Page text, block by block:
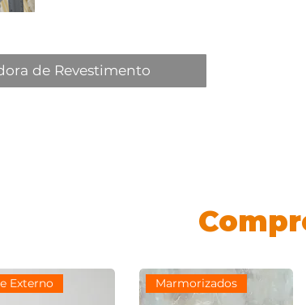
de Revestimento
Externo Marmorizados